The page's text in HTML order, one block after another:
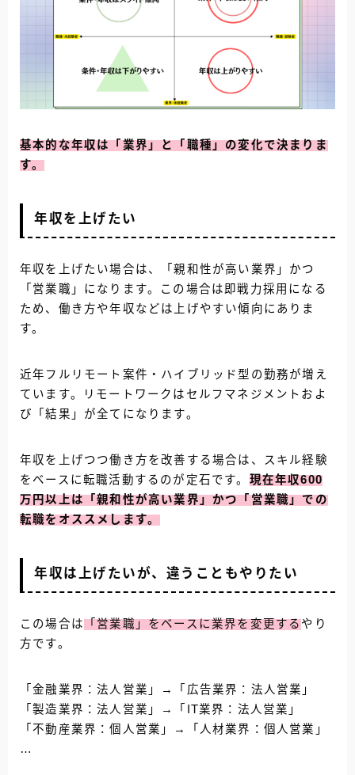
基本的な年収は「業界」と「職種」の変化で決まりま
す。
年収を上げたい
年収を上げたい場合は、「親和性が高い業界」かつ
「営業職」になります。この場合は即戦力採用になる
ため、働き方や年収などは上げやすい傾向にありま
す。
近年フルリモート案件・ハイブリッド型の勤務が増え
ています。リモートワークはセルフマネジメントおよ
び「結果」が全てになります。
年収を上げつつ働き方を改善する場合は、スキル経験
をベースに転職活動するのが定石です。 現在年収600
万円以上は「親和性が高い業界」かつ「営業職」での
転職をオススメします。
年収は上げたいが、違うこともやりたい
この場合は 「営業職」をベースに業界を変更する やり
方です。
「金融業界：法人営業」→「広告業界：法人営業」
「製造業界：法人営業」→「IT業界：法人営業」
「不動産業界：個人営業」→「人材業界：個人営業」
…